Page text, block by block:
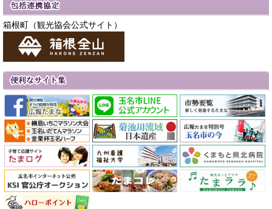
箱根町（観光協会公式サイト）